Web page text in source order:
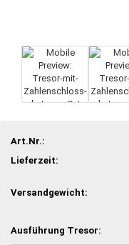
Art.Nr.:
Lieferzeit:
Versandgewicht:
Ausführung Tresor: